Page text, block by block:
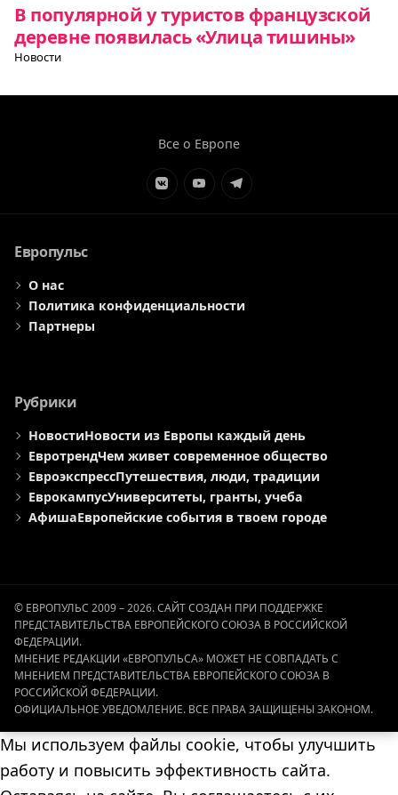
В популярной у туристов французской
деревне появилась «Улица тишины»
Новости
Все о Европе
ЭлементЭлементЭлемент
Европульс
О нас
Политика конфиденциальности
Партнеры
Рубрики
НовостиНовости из Европы каждый день
ЕвротрендЧем живет современное общество
ЕвроэкспрессПутешествия, люди, традиции
ЕврокампусУниверситеты, гранты, учеба
АфишаЕвропейские события в твоем городе
© ЕВРОПУЛЬС 2009 – 2026. САЙТ СОЗДАН ПРИ ПОДДЕРЖКЕ
ПРЕДСТАВИТЕЛЬСТВА ЕВРОПЕЙСКОГО СОЮЗА В РОССИЙСКОЙ
ФЕДЕРАЦИИ.
МНЕНИЕ РЕДАКЦИИ «ЕВРОПУЛЬСА» МОЖЕТ НЕ СОВПАДАТЬ С
МНЕНИЕМ ПРЕДСТАВИТЕЛЬСТВА ЕВРОПЕЙСКОГО СОЮЗА В
РОССИЙСКОЙ ФЕДЕРАЦИИ.
ОФИЦИАЛЬНОЕ УВЕДОМЛЕНИЕ. ВСЕ ПРАВА ЗАЩИЩЕНЫ ЗАКОНОМ.
Мы используем файлы cookie, чтобы улучшить
работу и повысить эффективность сайта.